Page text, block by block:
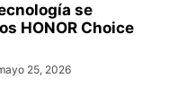
se
HONOR Choice
25, 2026